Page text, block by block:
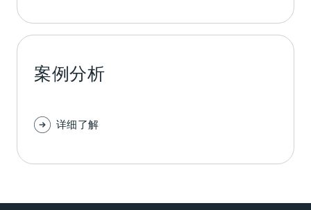
案例分析
详细了解